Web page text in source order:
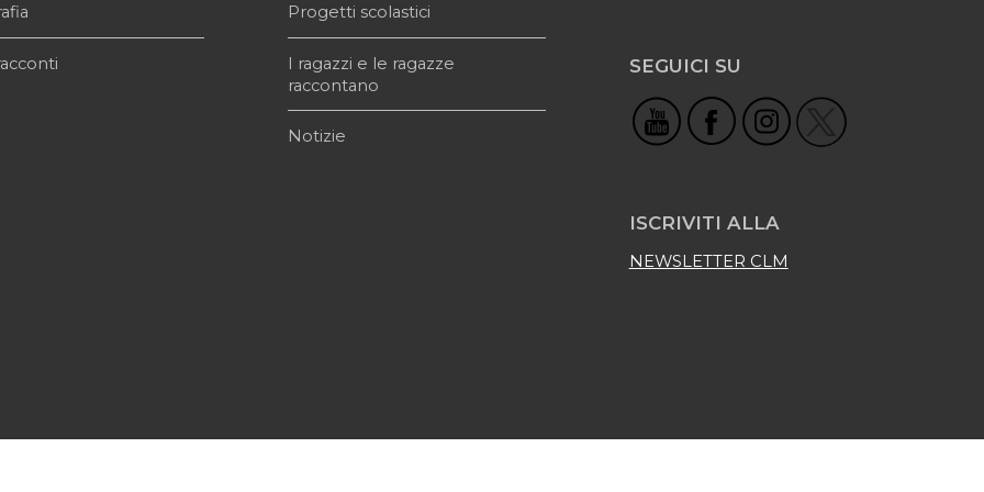
Progetti scolastici
I ragazzi e le ragazze
raccontano
Notizie
SEGUICI SU
ISCRIVITI ALLA
NEWSLETTER CLM